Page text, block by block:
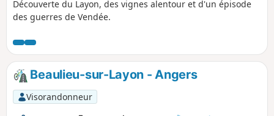
Découverte du Layon, des vignes alentour et d'un épisode
des guerres de Vendée.
Beaulieu-sur-Layon - Angers
Visorandonneur